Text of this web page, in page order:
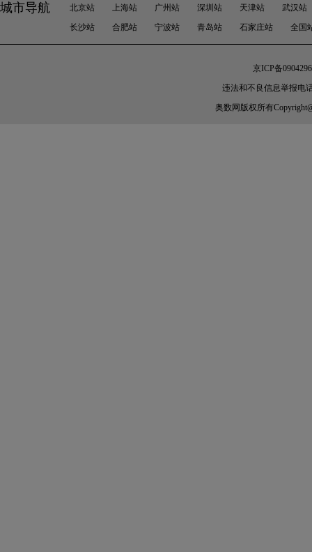
城市导航 北京站 上海站 广州站 深圳站 天津站
武汉站
长沙站
合肥站 宁波站 青岛站 石家庄站 全国
京ICP备
违法和不良信息举报电
奥数网 版权所有